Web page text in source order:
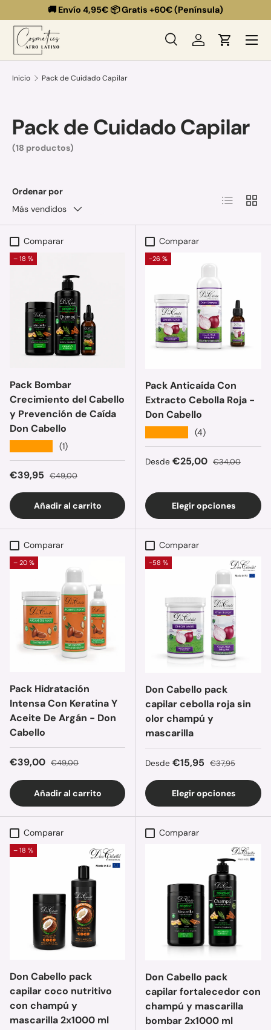
Ir al contenido
🚚 Envío 4,95€ 📦 Gratis +60€ (Península)
Buscar
BuscarIniciar sesión
Carrito
Menú
Inicio Pack de Cuidado Capilar
Pack de Cuidado Capilar
(18 productos)
Ordenar por
Más vendidos
Lista
Comparar
– 18 %
Pack Bombar
Crecimiento del Cabello
y Prevención de Caída
Don Cabello
(1)
Precio de venta
€39,95 Precio normal
€49,00
Añadir al carrito
Comparar
-26 %
Pack Anticaída Con
Extracto Cebolla Roja -
Don Cabello
(4)
Precio de venta
Desde €25,00 Precio normal
€34,00
Elegir opciones
Comparar
– 20 %
Pack Hidratación
Intensa Con Keratina Y
Aceite De Argán - Don
Cabello
Precio de venta
€39,00 Precio normal
€49,00
Añadir al carrito
Comparar
-58 %
Don Cabello pack
capilar cebolla roja sin
olor champú y
mascarilla
Precio de venta
Desde €15,95 Precio normal
€37,95
Elegir opciones
Comparar
– 18 %
Don Cabello pack
capilar coco nutritivo
con champú y
mascarilla 2x1000 ml
Comparar
Don Cabello pack
capilar fortalecedor con
champú y mascarilla
bombar 2x1000 ml